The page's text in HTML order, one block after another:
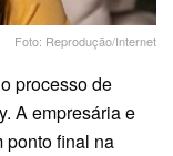
Foto: Reprodução/Internet
processo de
A empresária e
ponto final na